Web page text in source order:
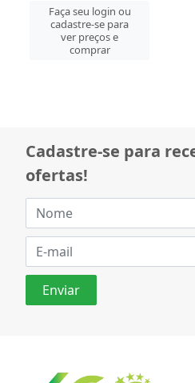
Faça seu login ou
cadastre-se para
ver preços e
comprar
Cadastre-se para
ofertas!